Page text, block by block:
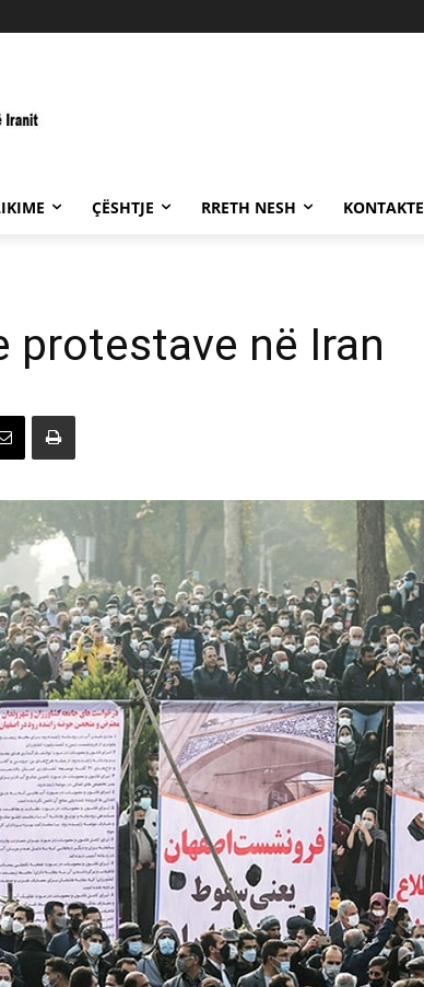
ÇËSHTJE RRETH NESH KONTAKTE
protestave në Iran